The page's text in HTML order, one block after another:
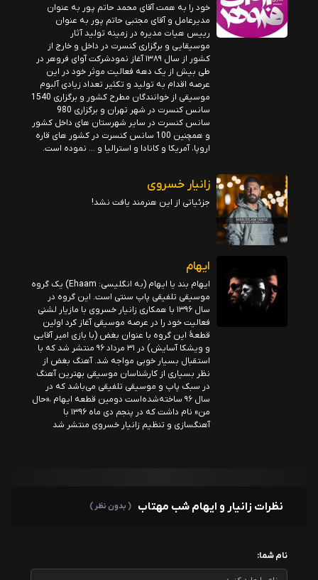
خود را به همت آقای محمد حاتم پور به عنوان
مدیرعامل و آقای مجتبی حاتم پور به عنوان
رییس هیات مدیره در زمینه تولید آثار
موسیقایی و برگزاری کنسرت در داخل و خارج از
کشور از سال ۱۳۸۹ آغاز نمودشرکت آوای فروهر در
طی بیش از یک دهه فعالیت موثر خود در این
عرصه اقدام به تولید و تکثیر تعداد زیادی آلبوم
موسیقی از خوانندگان مطرح کشور و برگزاری 1540
سانس کنسرت در شهر تهران و برگزاری 980
سانس کنسرت در سایر شهرستان های داخل کشور
و همچنین 100 سانس کنسرت در کشور های قاره
اروپا، آمریکا و کانادا و استرالیا و … نموده است.
زانیار خسروی
جزئیاتی از این هنرمند یافت نشد!
ایهام
ایهام بند یا ایهام (به انگلیسی: Ehaam) یک گروه
موسیقی تلفیقی پاپ سنتی است. این گروه در
سال ۱۳۹۶ با همکاری زانیار خسروی با مازیار لشنی
فعالیت خود را در عرصه موسیقی آغاز کرد اولین
قطعهٔ این گروه با عنوان بغض (با بازی امیر آقایی
و ویشکا آسایش) در ۳۱ مرداد ۹۶ منتشر شد که با
استقبال بسیار خوبی مواجه شد. آهنگ بغض از
نظر بسیاری از کارشناسان موسیقی بهترین آهنگ
در سبک پاپ و موسیقی تلفیقی می‌باشد که در
سال ۹۶ ساخته‌شده‌است دومین قطعه ایهام ،«حال
من» نام داشت که در پنجم دی ماه ۱۳۹۶ با
آهنگسازی و تنظیم زانیار خسروی منتشر شد
نظرات زانیار و ایهام شب مهتاب ( بدون نظر )
نام شما: